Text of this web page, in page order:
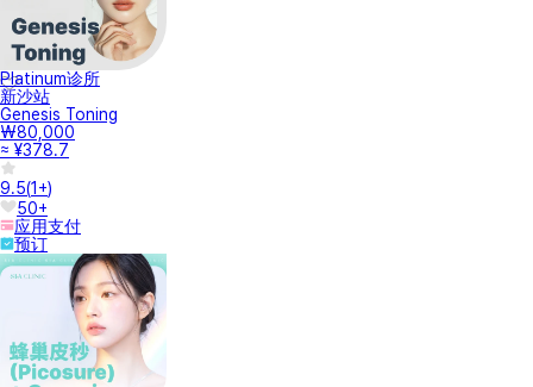
Platinum诊所
新沙站
Genesis Toning
₩80,000
≈ ¥378.7
9.5(1+)
50+
应用支付
预订